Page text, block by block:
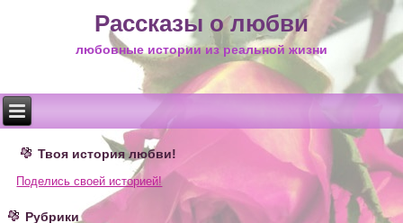
Рассказы о любви
любовные истории из реальной жизни
Твоя история любви!
Поделись своей историей!
Рубрики